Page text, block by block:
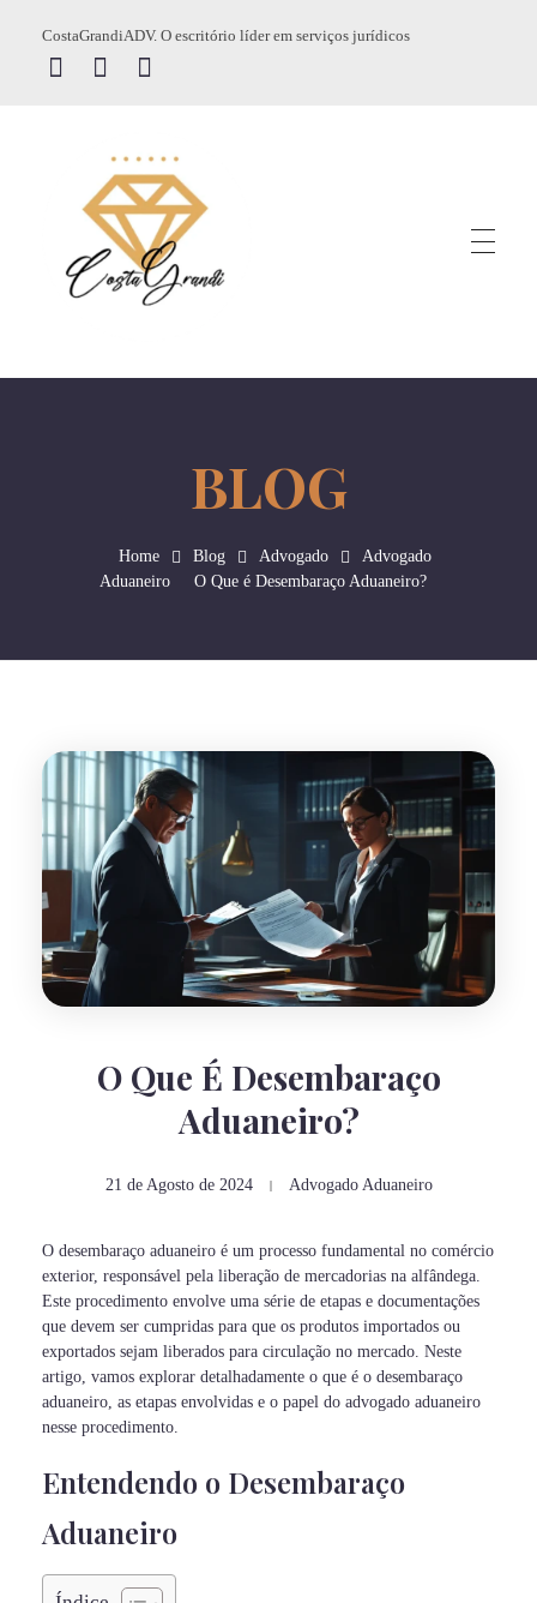
CostaGrandiADV. O escritório líder em serviços jurídicos
Home Blog Advogado
Advogado
Aduaneiro
O Que é Desembaraço Aduaneiro?
O Que É Desembaraço
Aduaneiro?
21 de Agosto de 2024 Advogado Aduaneiro
O desembaraço aduaneiro é um processo fundamental no comércio
exterior, responsável pela liberação de mercadorias na alfândega.
Este procedimento envolve uma série de etapas e documentações
que devem ser cumpridas para que os produtos importados ou
exportados sejam liberados para circulação no mercado. Neste
artigo, vamos explorar detalhadamente o que é o desembaraço
aduaneiro, as etapas envolvidas e o papel do advogado aduaneiro
nesse procedimento.
Entendendo o Desembaraço
Aduaneiro